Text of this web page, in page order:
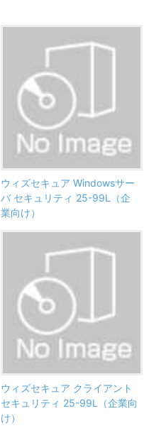
ウィズセキュア Windowsサー
バ セキュリティ 25-99L（企
業向け）
ウィズセキュア クライアント
セキュリティ 25-99L（企業向
け）